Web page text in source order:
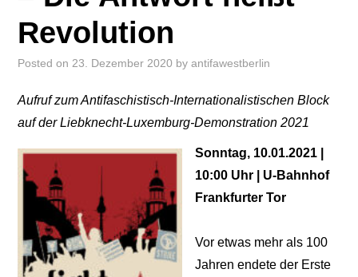
Revolution
Posted on 23. Dezember 2020 byantifawestberlin
Aufruf zum Antifaschistisch-Internationalistischen Block
auf der Liebknecht-Luxemburg-Demonstration 2021
Sonntag, 10.01.2021 |
10:00 Uhr | U-Bahnhof
Frankfurter Tor
Vor etwas mehr als 100
Jahren endete der Erste